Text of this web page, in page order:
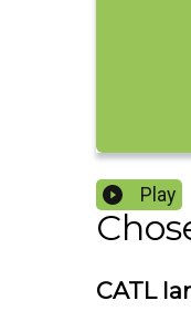
Play
CATL